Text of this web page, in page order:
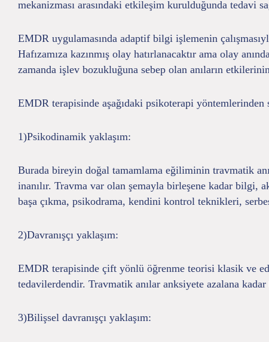
mekanizması arasındaki etkileşim kurulduğunda tedavi
EMDR uygulamasında adaptif bilgi işlemenin
Hafızamıza kazınmış olay hatırlanacaktır ama olay
zamanda işlev bozukluğuna sebep olan anıların
EMDR terapisinde aşağıdaki psikoterapi yöntemlerinden
1)Psikodinamik yaklaşım:
Burada bireyin doğal tamamlama eğiliminin travmatik
inanılır. Travma var olan şemayla birleşene kadar bilgi,
başa çıkma, psikodrama, kendini kontrol teknikleri,
2)Davranışçı yaklaşım:
EMDR terapisinde çift yönlü öğrenme teorisi klasik ve
tedavilerdendir. Travmatik anılar anksiyete azalana kadar
3)Bilişsel davranışçı yaklaşım: